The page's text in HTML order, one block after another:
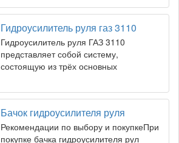
Гидроусилитель руля газ 3110
Гидроусилитель руля ГАЗ 3110
представляет собой систему,
состоящую из трёх основных
Бачок гидроусилителя руля
Рекомендации по выбору и покупкеПри
покупке бачка гидроусилителя рул